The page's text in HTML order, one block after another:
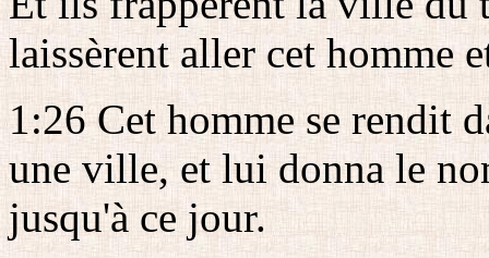
laissèrent aller cet homme
1:26 Cet homme se rendit
une ville, et lui donna le
jusqu'à ce jour.